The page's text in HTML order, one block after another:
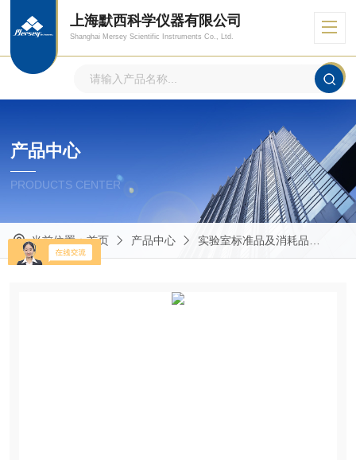
上海默西科学仪器有限公司
Shanghai Mersey Scientific Instruments Co., Ltd.
产品中心
PRODUCTS CENTER
当前位置：首页 产品中心 实验室标准品及消耗品